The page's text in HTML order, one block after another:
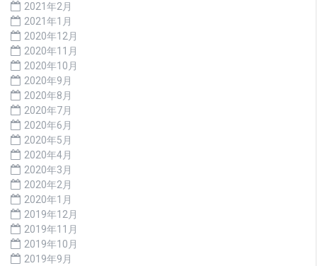
2021年2月
2021年1月
2020年12月
2020年11月
2020年10月
2020年9月
2020年8月
2020年7月
2020年6月
2020年5月
2020年4月
2020年3月
2020年2月
2020年1月
2019年12月
2019年11月
2019年10月
2019年9月